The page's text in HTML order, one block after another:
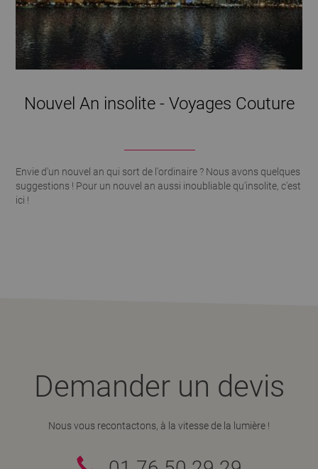
Nouvel An insolite - Voyages Couture
Envie d'un nouvel an qui sort de l'ordinaire ? Nous avons quelques
suggestions ! Pour un nouvel an aussi inoubliable qu'insolite, c'est
ici !
Demander un devis
Nous vous recontactons, à la vitesse de la lumière !